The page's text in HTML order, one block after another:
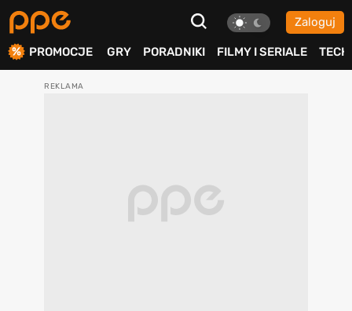
Zaloguj
PROMOCJE GRY PORADNIKI FILMY I SERIALE TECH